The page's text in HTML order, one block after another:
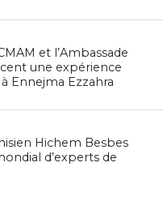
et l’Ambassade
une expérience
Ennejma Ezzahra
Hichem Besbes
d’experts de